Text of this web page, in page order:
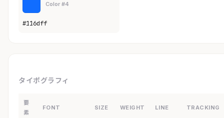
Color #4
#116dff
タイポグラフィ
要
素
FONT SIZE WEIGHT LINE TRACKING